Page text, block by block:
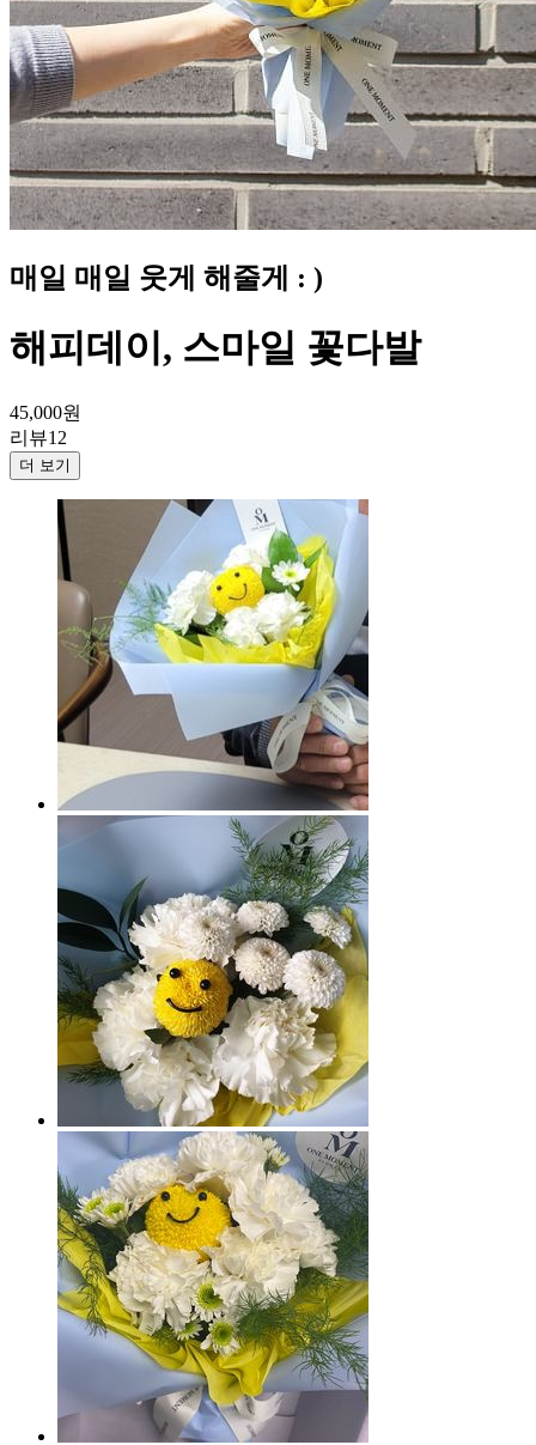
매일 매일 웃게 해줄게 : )
해피데이, 스마일 꽃다발
45,000원
리뷰12
더 보기